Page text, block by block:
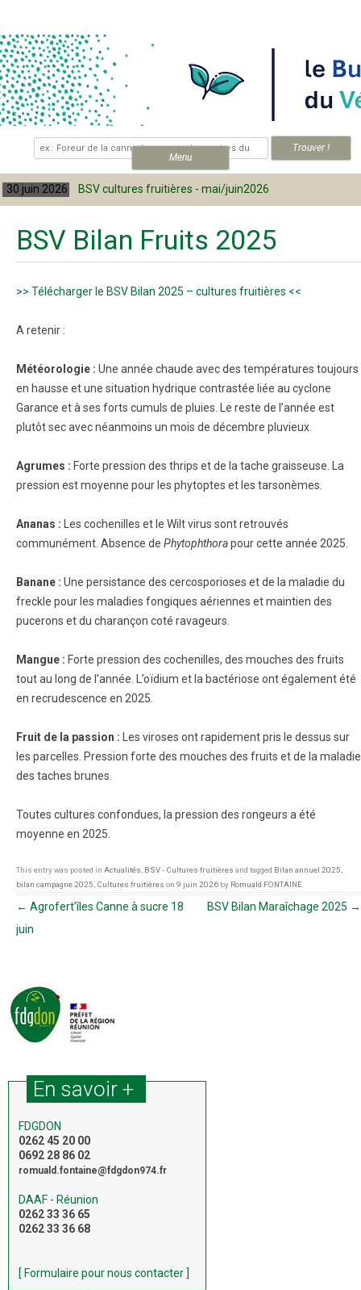
Menu
.
juin 2026 BSV cultures fruitières - mai/juin2026
BSV Bilan Fruits 2025
>> Télécharger le BSV Bilan 2025 – cultures fruitières <<
A retenir :
Météorologie : Une année chaude avec des températures toujours
en hausse et une situation hydrique contrastée liée au cyclone
Garance et à ses forts cumuls de pluies. Le reste de l’année est
plutôt sec avec néanmoins un mois de décembre pluvieux.
Agrumes : Forte pression des thrips et de la tache graisseuse. La
pression est moyenne pour les phytoptes et les tarsonèmes.
Ananas :
Les cochenilles et le Wilt virus sont retrouvés
communément. Absence de Phytophthorapour cette année 2025.
Banane : Une persistance des cercosporioses et de la maladie du
freckle pour les maladies fongiques aériennes et maintien des
pucerons et du charançon coté ravageurs.
Mangue : Forte pression des cochenilles, des mouches des fruits
tout au long de l’année. L’oïdium et la bactériose ont également été
en recrudescence en 2025.
Fruit de la passion :
Les viroses ont rapidement pris le dessus sur
les parcelles. Pression forte des mouches des fruits et de la maladie
des taches brunes.
Toutes cultures confondues, la pression des rongeurs a été
moyenne en 2025.
This entry was posted in Actualités BSV - Cultures fruitières and tagged Bilan annuel 2025
bilan campagne 2025 Cultures fruitières on 9 juin 2026 by Romuald FONTAINE
Navigation des articles
← Agrofert’îles Canne à sucre 18
juin
BSV Bilan Maraîchage 2025 →
En savoir +
FDGDON
0262 45 20 00
0692 28 86 02
romuald.fontaine@fdgdon974.fr
DAAF - Réunion
0262 33 36 65
0262 33 36 68
[ Formulaire pour nous contacter ]